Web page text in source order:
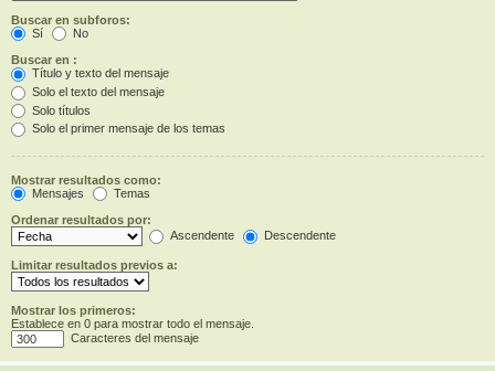
Buscar en subforos:
Sí
No
Buscar en :
Título y texto del mensaje
Solo el texto del mensaje
Solo títulos
Solo el primer mensaje de los temas
Mostrar resultados como:
Mensajes
Temas
Ordenar resultados por:
Ascendente
Descendente
Limitar resultados previos a:
Mostrar los primeros:
Establece en 0 para mostrar todo el mensaje.
Caracteres del mensaje